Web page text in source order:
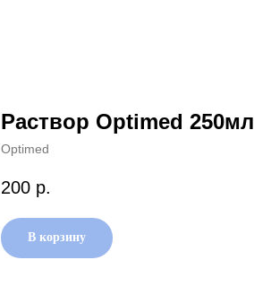
Раствор Optimed 250мл
Optimed
200 р.
В корзину